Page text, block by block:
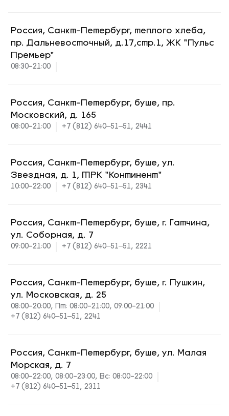
Россия, Санкт-Петербург, теплого хлеба,
пр. Дальневосточный, д.17,стр.1, ЖК "Пульс
Премьер"
08:30-21:00
Россия, Санкт-Петербург, буше, пр.
Московский, д. 165
08:00-21:00 +7 (812) 640‒51‒51, 2441
Россия, Санкт-Петербург, буше, ул.
Звездная, д. 1, ТРК "Континент"
10:00-22:00 +7 (812) 640‒51‒51, 2341
Россия, Санкт-Петербург, буше, г. Гатчина,
ул. Соборная, д. 7
09:00-21:00 +7 (812) 640‒51‒51, 2221
Россия, Санкт-Петербург, буше, г. Пушкин,
ул. Московская, д. 25
08:00-20:00, Пт: 08:00-21:00, 09:00-21:00
+7 (812) 640‒51‒51, 2241
Россия, Санкт-Петербург, буше, ул. Малая
Морская, д. 7
08:00-22:00, 08:00-23:00, Вс: 08:00-22:00
+7 (812) 640‒51‒51, 2311